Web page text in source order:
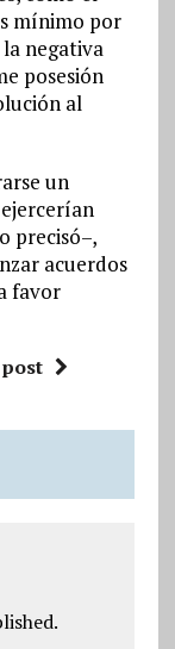
mínimo por
negativa
posesión
al
un
precisó–,
acuerdos
favor